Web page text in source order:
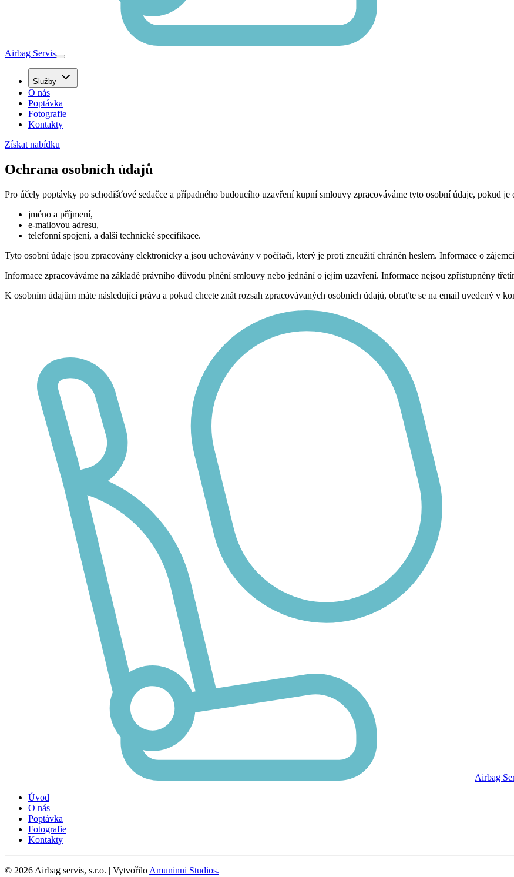
Airbag Servis
Služby
O nás
Poptávka
Fotografie
Kontakty
Získat nabídku
Ochrana osobních údajů
Pro účely poptávky po schodišťové sedačce a případného budoucího uzavření kupní smlouvy zpracováváme tyto osobní údaje, pokud
jméno a příjmení,
e-mailovou adresu,
telefonní spojení, a další technické specifikace.
Tyto osobní údaje jsou zpracovány elektronicky a jsou uchovávány v počítači, který je proti zneužití chráněn heslem. Informace o
Informace zpracováváme na základě právního důvodu plnění smlouvy nebo jednání o jejím uzavření. Informace nejsou zpřístupněny
K osobním údajům máte následující práva a pokud chcete znát rozsah zpracovávaných osobních údajů, obraťte se na email uvedený v
Airbag
Úvod
O nás
Poptávka
Fotografie
Kontakty
© 2026 Airbag servis, s.r.o. | Vytvořilo Amuninni Studios.